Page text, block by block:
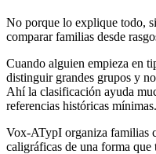
No porque lo explique todo,
comparar familias desde
Cuando alguien empieza en
distinguir grandes grupos y
Ahí la clasificación ayuda
referencias históricas mínimas.
Vox-ATypI organiza familias
caligráficas de una forma que